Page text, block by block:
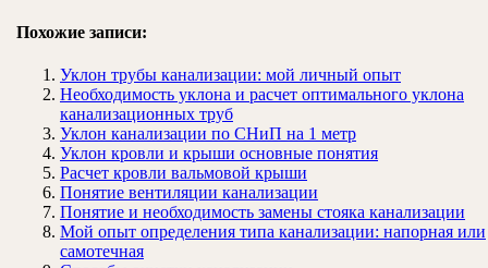
Похожие записи:
Уклон трубы канализации: мой личный опыт
Необходимость уклона и расчет оптимального уклона
канализационных труб
Уклон канализации по СНиП на 1 метр
Уклон кровли и крыши основные понятия
Расчет кровли вальмовой крыши
Понятие вентиляции канализации
Понятие и необходимость замены стояка канализации
Мой опыт определения типа канализации: напорная или
самотечная